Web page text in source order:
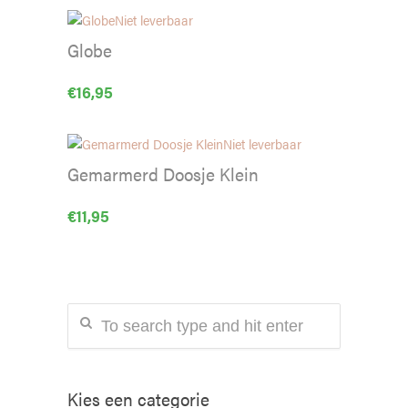
Niet leverbaar
Globe
€16,95
Niet leverbaar
Gemarmerd Doosje Klein
€11,95
Kies een categorie